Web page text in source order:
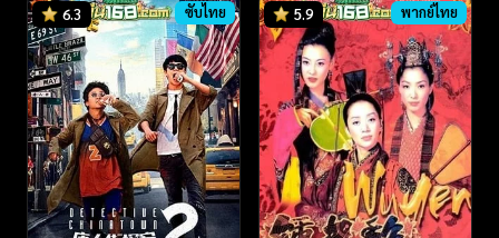
6.3 ซับไทย 5.9 พากย์ไทย